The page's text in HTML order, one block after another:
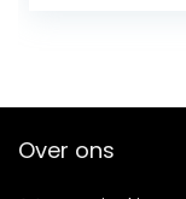
Over ons